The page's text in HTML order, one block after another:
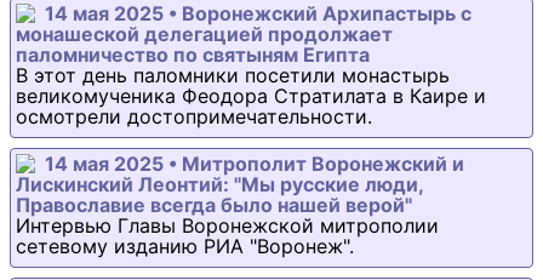
14 мая 2025 • Воронежский Архипастырь с
монашеской делегацией продолжает
паломничество по святыням Египта
В этот день паломники посетили монастырь
великомученика Феодора Стратилата в Каире и
осмотрели достопримечательности.
14 мая 2025 • Митрополит Воронежский и
Лискинский Леонтий: "Мы русские люди,
Православие всегда было нашей верой"
Интервью Главы Воронежской митрополии
сетевому изданию РИА "Воронеж".